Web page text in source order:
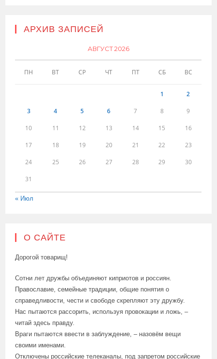
АРХИВ ЗАПИСЕЙ
АВГУСТ 2026
ПН ВТ СР ЧТ ПТ СБ ВС
1 2
3 4 5 6 7 8 9
10 11 12 13 14 15 16
17 18 19 20 21 22 23
24 25 26 27 28 29 30
31
« Июл
О САЙТЕ
Дорогой товарищ!
Сотни лет дружбы объединяют киприотов и россиян.
Православие, семейные традиции, общие понятия о
справедливости, чести и свободе скрепляют эту дружбу.
Нас пытаются рассорить, используя провокации и ложь, –
читай здесь правду.
Враги пытаются ввести в заблуждение, – назовём вещи
своими именами.
Отключены российские телеканалы, под запретом российские